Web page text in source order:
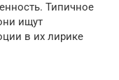
Типичное
ищут
в их лирике